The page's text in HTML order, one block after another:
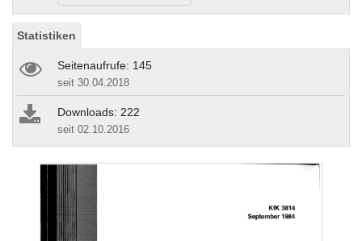
Statistiken
Seitenaufrufe: 145
seit 30.04.2018
Downloads: 222
seit 02.10.2016